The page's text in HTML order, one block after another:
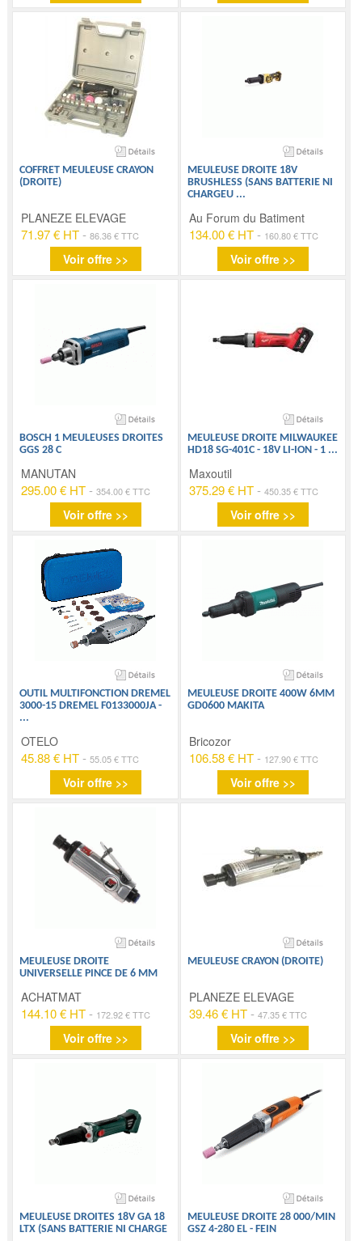
COFFRET MEULEUSE CRAYON
(DROITE)
PLANEZE ELEVAGE
71.97 € HT -86.36 € TTC
Voir offre >>
MEULEUSE DROITE 18V
BRUSHLESS (SANS BATTERIE NI
CHARGEU ...
Au Forum du Batiment
134.00 € HT- 160.80 € TTC
Voir offre >>
BOSCH 1 MEULEUSES DROITES
GGS 28 C
MANUTAN
295.00 € HT -354.00 € TTC
Voir offre >>
MEULEUSE DROITE MILWAUKEE
HD18 SG-401C - 18V LI-ION - 1 ...
Maxoutil
375.29 € HT- 450.35 € TTC
Voir offre >>
OUTIL MULTIFONCTION DREMEL
3000-15 DREMEL F0133000JA -
...
OTELO
45.88 € HT -55.05 € TTC
Voir offre >>
MEULEUSE DROITE 400W 6MM
GD0600 MAKITA
Bricozor
106.58 € HT- 127.90 € TTC
Voir offre >>
MEULEUSE DROITE
UNIVERSELLE PINCE DE 6 MM
ACHATMAT
144.10 € HT - 172.92 € TTC
Voir offre >>
MEULEUSE CRAYON (DROITE)
PLANEZE ELEVAGE
39.46 € HT- 47.35 € TTC
Voir offre >>
MEULEUSE DROITES 18V GA 18
LTX (SANS BATTERIE NI CHARGE
MEULEUSE DROITE 28 000/MIN
GSZ 4-280 EL - FEIN